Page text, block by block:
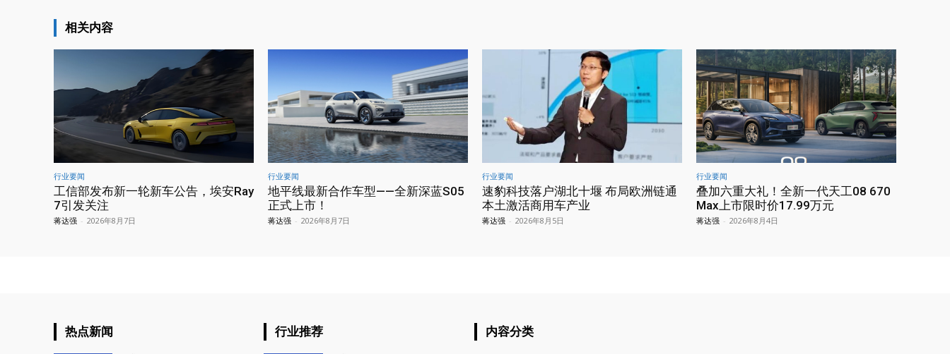
相关内容
行业要闻
工信部发布新一轮新车公告，埃安Ray
7引发关注
蒋达强 - 2026年8月7日
行业要闻
地平线最新合作车型——全新深蓝S05
正式上市！
蒋达强 - 2026年8月7日
行业要闻
速豹科技落户湖北十堰 布局欧洲链通
本土激活商用车产业
蒋达强 - 2026年8月5日
行业要闻
叠加六重大礼！全新一代天工08 670
Max上市限时价17.99万元
蒋达强 - 2026年8月4日
热点新闻 行业推荐 内容分类